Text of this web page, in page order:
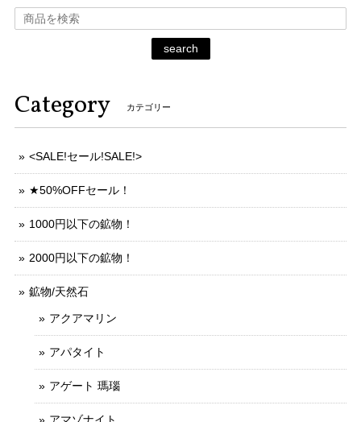
search
Category カテゴリー
<SALE!セール!SALE!>
★50%OFFセール！
1000円以下の鉱物！
2000円以下の鉱物！
鉱物/天然石
アクアマリン
アパタイト
アゲート 瑪瑙